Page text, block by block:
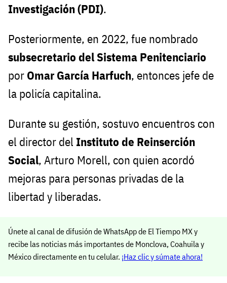
Investigación (PDI).
Posteriormente, en 2022, fue nombrado
subsecretario del Sistema Penitenciario
por Omar García Harfuch, entonces jefe de
la policía capitalina.
Durante su gestión, sostuvo encuentros con
el director del Instituto de Reinserción
Social, Arturo Morell, con quien acordó
mejoras para personas privadas de la
libertad y liberadas.
Únete al canal de difusión de WhatsApp de El Tiempo MX y
recibe las noticias más importantes de Monclova, Coahuila y
México directamente en tu celular. ¡Haz clic y súmate ahora!